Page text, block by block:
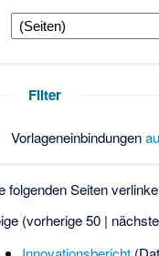
Filter
Vorlageneinbindungen
folgenden Seiten
(vorherige 50 |